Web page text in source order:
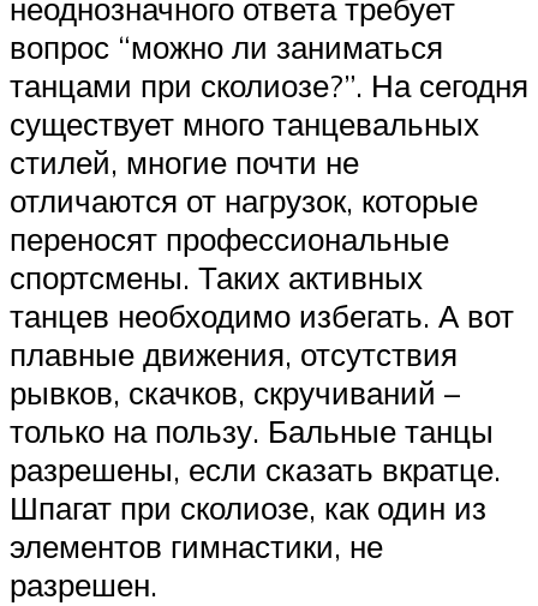
неоднозначного ответа требует
вопрос “можно ли заниматься
танцами при сколиозе?”. На сегодня
существует много танцевальных
стилей, многие почти не
отличаются от нагрузок, которые
переносят профессиональные
спортсмены. Таких активных
танцев необходимо избегать. А вот
плавные движения, отсутствия
рывков, скачков, скручиваний –
только на пользу. Бальные танцы
разрешены, если сказать вкратце.
Шпагат при сколиозе, как один из
элементов гимнастики, не
разрешен.